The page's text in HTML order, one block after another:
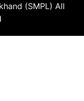
(SMPL) All